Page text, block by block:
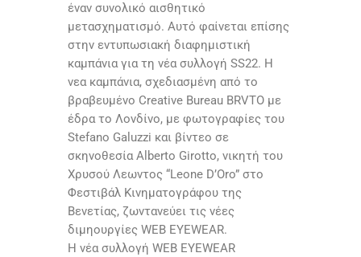
έναν συνολικό αισθητικό
μετασχηματισμό. Αυτό φαίνεται επίσης
στην εντυπωσιακή διαφημιστική
καμπάνια για τη νέα συλλογή SS22. Η
νεα καμπάνια, σχεδιασμένη από το
βραβευμένο Creative Bureau BRVTO με
έδρα το Λονδίνο, με φωτογραφίες του
Stefano Galuzzi και βίντεο σε
σκηνοθεσία Alberto Girotto, νικητή του
Χρυσού Λεωντος “Leone D’Oro” στο
Φεστιβάλ Κινηματογράφου της
Βενετίας, ζωντανεύει τις νέες
διμηουργίες WEB EYEWEAR.
Η νέα συλλογή WEB EYEWEAR